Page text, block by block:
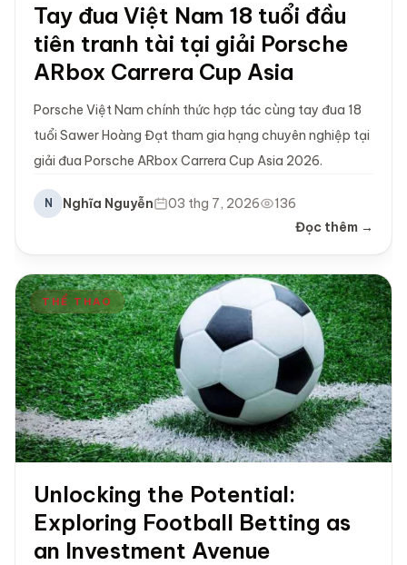
Tay đua Việt Nam 18 tuổi đầu
tiên tranh tài tại giải Porsche
ARbox Carrera Cup Asia
Porsche Việt Nam chính thức hợp tác cùng tay đua 18
tuổi Sawer Hoàng Đạt tham gia hạng chuyên nghiệp tại
giải đua Porsche ARbox Carrera Cup Asia 2026.
N Nghĩa Nguyễn 03 thg 7, 2026
136
Đọc thêm →
THỂ THAO
Unlocking the Potential:
Exploring Football Betting as
an Investment Avenue